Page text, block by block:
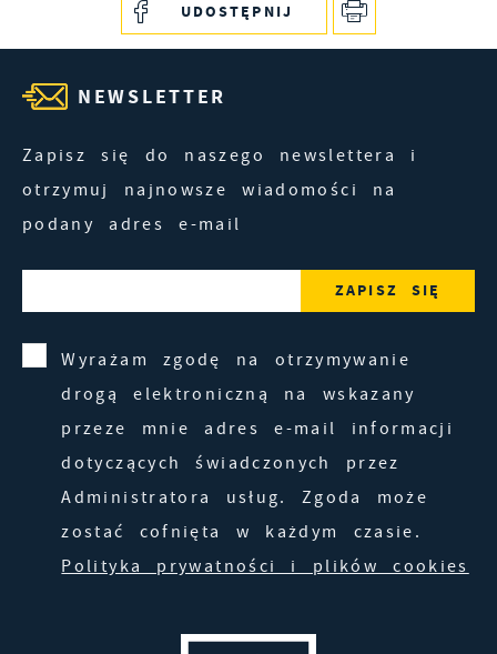
UDOSTĘPNIJ
NEWSLETTER
Zapisz się do naszego newslettera i
otrzymuj najnowsze wiadomości na
podany adres e-mail
Wyrażam zgodę na otrzymywanie
drogą elektroniczną na wskazany
przeze mnie adres e-mail informacji
dotyczących świadczonych przez
Administratora usług. Zgoda może
zostać cofnięta w każdym czasie.
Polityka prywatności i plików cookies